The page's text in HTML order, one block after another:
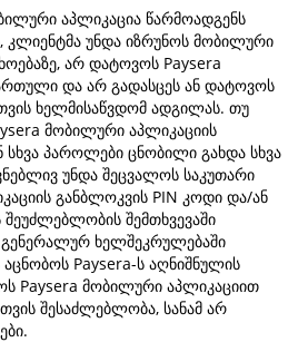
აპლიკაცია წარმოადგენს
კლიენტმა უნდა იზრუნოს მობილური
არ დატოვოს Paysera
და არ გადასცეს ან დატოვოს
ხელმისაწვდომ ადგილას. თუ
მობილური აპლიკაციის
სხვა პაროლები ცნობილი გახდა სხვა
უნდა შეცვალოს საკუთარი
განბლოკვის PIN კოდი და/ან
შემთხვევაში
გენერალურ ხელშეკრულებაში
Paysera-ს აღნიშნულის
Paysera მობილური აპლიკაციით
შესაძლებლობა, სანამ არ